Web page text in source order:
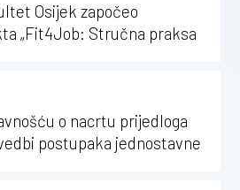
Osijek započeo
„Fit4Job: Stručna praksa
o nacrtu prijedloga
postupaka jednostavne